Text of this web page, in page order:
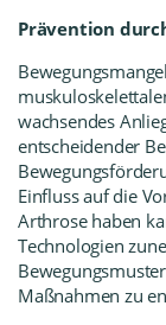
Prävention
wachsendes
entscheidender
Einfluss auf die
Arthrose haben
Technologien
Maßnahmen zu